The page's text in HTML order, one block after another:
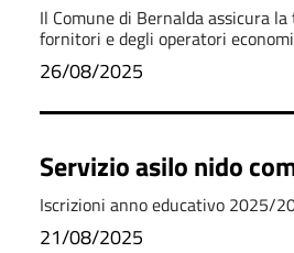
Il Comune di Bernalda assicura
fornitori e degli operatori
26/08/2025
Servizio asilo nido
Iscrizioni anno educativo 2025/
21/08/2025